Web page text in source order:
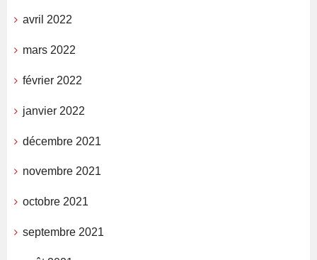
avril 2022
mars 2022
février 2022
janvier 2022
décembre 2021
novembre 2021
octobre 2021
septembre 2021